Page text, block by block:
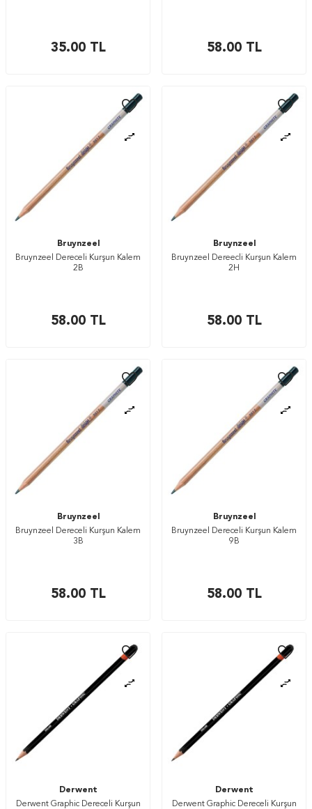
35.00TL 58.00TL
Bruynzeel
Bruynzeel Dereceli Kurşun Kalem
2B
58.00TL
Bruynzeel
Bruynzeel Dereecli Kurşun Kalem
2H
58.00TL
Bruynzeel
Bruynzeel Dereceli Kurşun Kalem
3B
58.00TL
Bruynzeel
Bruynzeel Dereceli Kurşun Kalem
9B
58.00TL
Derwent
Derwent Graphic Dereceli Kurşun
Derwent
Derwent Graphic Dereceli Kurşun